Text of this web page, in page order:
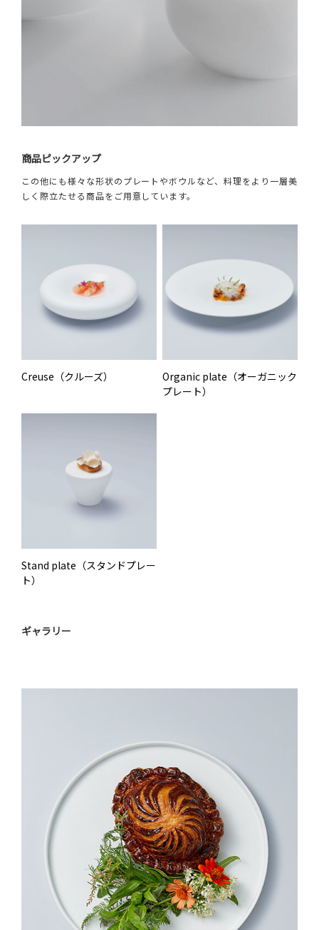
商品ピックアップ
この他にも様々な形状のプレートやボウルなど、料理をより一層美
しく際立たせる商品をご用意しています。
Creuse（クルーズ）
Organic plate（オーガニック
プレート）
Stand plate（スタンドプレー
ト）
ギャラリー